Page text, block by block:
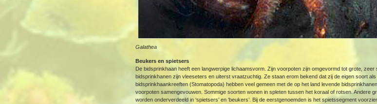
Galathea
Beukers en spietsers
De bidsprinkhaan heeft een langwerpige lichaamsvorm. Zijn voorpoten zijn omgevormd tot grote,
bidsprinkhanen zijn vleeseters en uiterst vraatzuchtig. Ze staan erom bekend dat zij de eigen soort
bidsprinkhaankreeften (Stomatopoda) hebben veel gemeen met de op het land levende
voorpoten samengevouwen. Sommige soorten wonen in spleten tussen het koraal of rotsen. Andere
worden onderverdeeld in ‘spietsers’ en ‘beukers’. Bij de eerstgenoemden is het spietssegment